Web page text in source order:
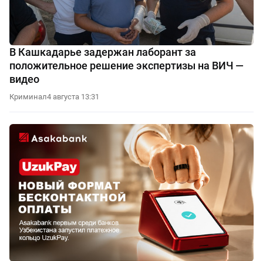
В Кашкадарье задержан лаборант за
положительное решение экспертизы на ВИЧ —
видео
Криминал4 августа 13:31